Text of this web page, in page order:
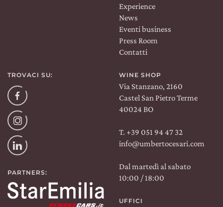
Experience
News
Eventi business
Press Room
Contatti
TROVACI SU:
Facebook
Instagram
Linkedin
PARTNERS:
WINE SHOP
Via Stanzano, 2160
Castel San Pietro Terme
40024 BO
T. +39 051 94 47 32
info@umbertocesari.com
Dal martedì al sabato
10:00 / 18:00
UFFICI